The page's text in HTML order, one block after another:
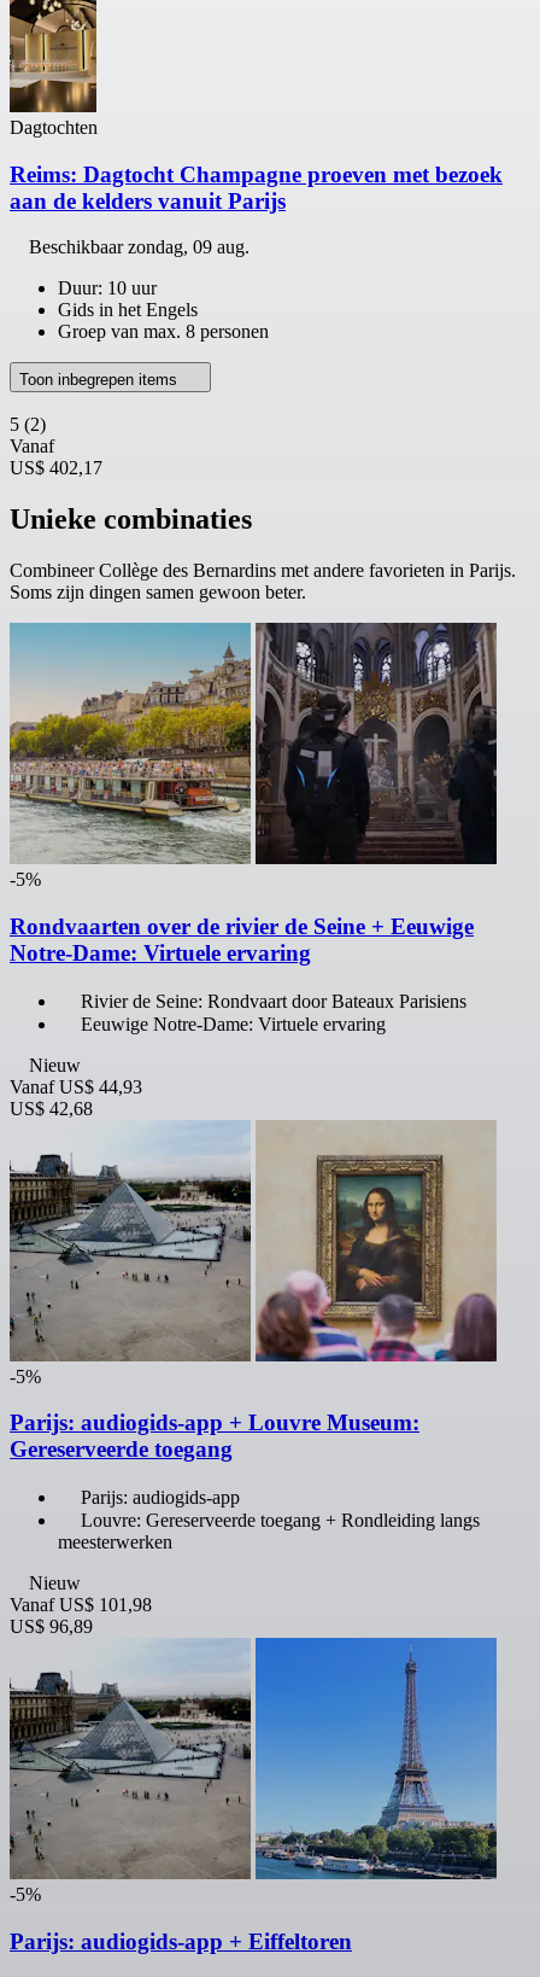
Dagtochten
Reims: Dagtocht Champagne proeven met bezoek
aan de kelders vanuit Parijs
Beschikbaarzondag, 09 aug.
Duur: 10 uur
Gids in het Engels
Groep van max. 8 personen
Toon inbegrepen items
5 (2)
Vanaf
US$ 402,17
Unieke combinaties
Combineer Collège des Bernardins met andere favorieten in Parijs.
Soms zijn dingen samen gewoon beter.
-5%
Rondvaarten over de rivier de Seine + Eeuwige
Notre-Dame: Virtuele ervaring
Rivier de Seine: Rondvaart door Bateaux Parisiens
Eeuwige Notre-Dame: Virtuele ervaring
Nieuw
Vanaf US$ 44,93
US$ 42,68
-5%
Parijs: audiogids-app + Louvre Museum:
Gereserveerde toegang
Parijs: audiogids-app
Louvre: Gereserveerde toegang + Rondleiding langs
meesterwerken
Nieuw
Vanaf US$ 101,98
US$ 96,89
-5%
Parijs: audiogids-app + Eiffeltoren